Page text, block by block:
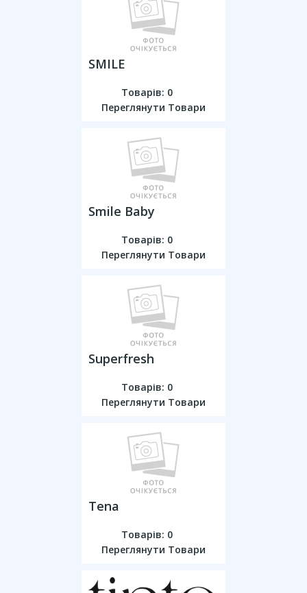
SMILE
Товарів: 0
Переглянути Товари
Smile Baby
Товарів: 0
Переглянути Товари
Superfresh
Товарів: 0
Переглянути Товари
Tena
Товарів: 0
Переглянути Товари